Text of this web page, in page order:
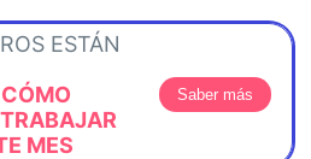
ESTÁN
MES
Saber más